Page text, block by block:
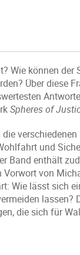
Wie können
Über diese
Spheres of
und
Band enthält
Vorwort von
Wie lässt sich
lassen?
die sich für